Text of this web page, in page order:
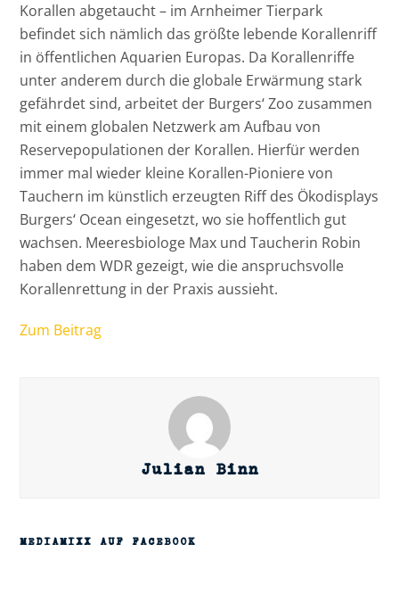
Korallen abgetaucht – im Arnheimer Tierpark
befindet sich nämlich das größte lebende Korallenriff
in öffentlichen Aquarien Europas. Da Korallenriffe
unter anderem durch die globale Erwärmung stark
gefährdet sind, arbeitet der Burgers‘ Zoo zusammen
mit einem globalen Netzwerk am Aufbau von
Reservepopulationen der Korallen. Hierfür werden
immer mal wieder kleine Korallen-Pioniere von
Tauchern im künstlich erzeugten Riff des Ökodisplays
Burgers‘ Ocean eingesetzt, wo sie hoffentlich gut
wachsen. Meeresbiologe Max und Taucherin Robin
haben dem WDR gezeigt, wie die anspruchsvolle
Korallenrettung in der Praxis aussieht.
Zum Beitrag
Julian Binn
MEDIAMIXX AUF FACEBOOK